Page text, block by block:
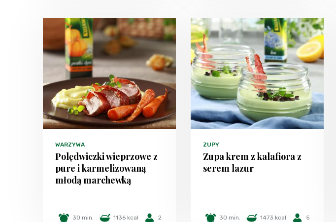
WARZYWA
Polędwiczki wieprzowe z
pure i karmelizowaną
młodą marchewką
30 min. 1136 kcal 2
ZUPY
Zupa krem z kalafiora z
serem lazur
30 min. 1473 kcal 5